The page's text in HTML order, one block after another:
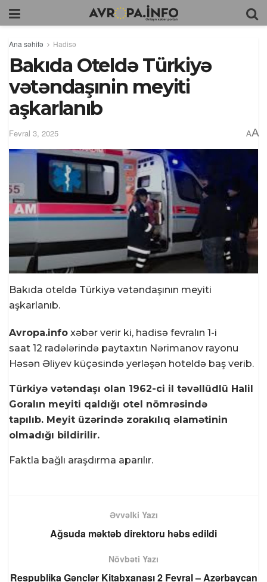
Ana səhifə Hadisə
Bakıda Oteldə Türkiyə
vətəndaşınin meyiti
aşkarlanıb
Fevral 3, 2025 AA
Bakıda oteldə Türkiyə vətəndaşının meyiti
aşkarlanıb.
Avropa.info xəbər verir ki, hadisə fevralın 1-i
saat 12 radələrində paytaxtın Nərimanov rayonu
Həsən Əliyev küçəsində yerləşən hoteldə baş verib.
Türkiyə vətəndaşı olan 1962-ci il təvəllüdlü Halil
Goralın meyiti qaldığı otel nömrəsində
tapılıb. Meyit üzərində zorakılıq əlamətinin
olmadığı bildirilir.
Faktla bağlı araşdırma aparılır.
Əvvəlki Yazı
Ağsuda məktəb direktoru həbs edildi
Növbəti Yazı
Respublika Gənclər Kitabxanası 2 Fevral – Azərbaycan